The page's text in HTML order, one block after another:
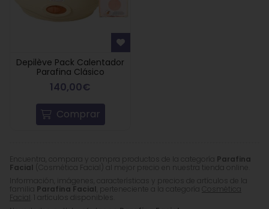
Encuentra, compara y compra productos de la categoría Parafina
Facial
(Cosmética Facial) al mejor precio en nuestra tienda online.
Información, imágenes, características y precios de artículos de la
familia Parafina Facial , perteneciente a la categoría
Cosmética
Facial . 1 artículos disponibles.
Depilève Pack Calentador
Parafina Clásico
140,00€
Comprar